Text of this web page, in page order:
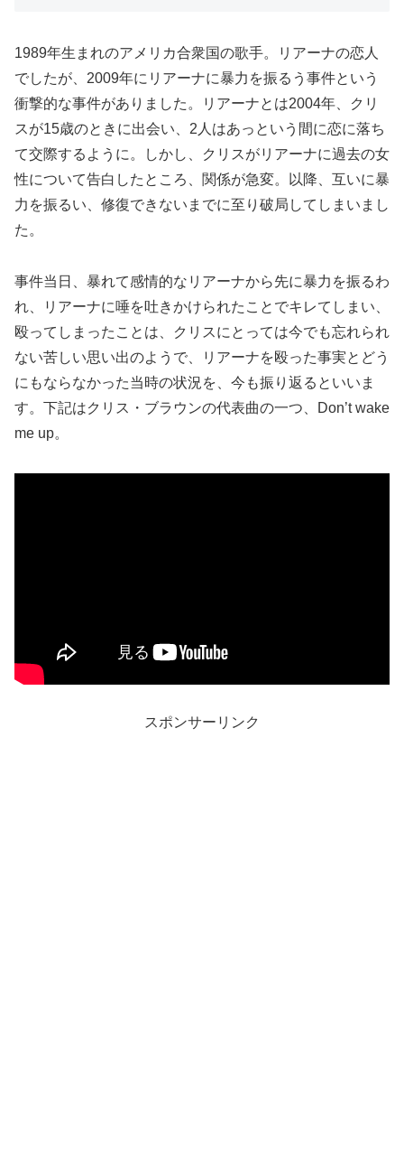
1989年生まれのアメリカ合衆国の歌手。リアーナの恋人
でしたが、2009年にリアーナに暴力を振るう事件という
衝撃的な事件がありました。リアーナとは2004年、クリ
スが15歳のときに出会い、2人はあっという間に恋に落ち
て交際するように。しかし、クリスがリアーナに過去の女
性について告白したところ、関係が急変。以降、互いに暴
力を振るい、修復できないまでに至り破局してしまいまし
た。
事件当日、暴れて感情的なリアーナから先に暴力を振るわ
れ、リアーナに唾を吐きかけられたことでキレてしまい、
殴ってしまったことは、クリスにとっては今でも忘れられ
ない苦しい思い出のようで、リアーナを殴った事実とどう
にもならなかった当時の状況を、今も振り返るといいま
す。下記はクリス・ブラウンの代表曲の一つ、Don’t wake
me up。
スポンサーリンク